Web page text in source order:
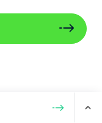
Volgende